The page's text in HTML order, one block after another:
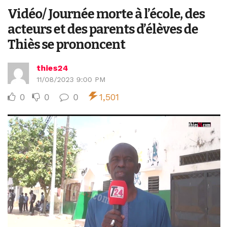
Vidéo/ Journée morte à l’école, des
acteurs et des parents d’élèves de
Thiès se prononcent
thies24
11/08/2023 9:00 PM
0 0 0 1,501